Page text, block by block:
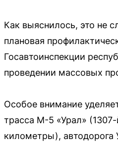
Как выяснилось, это не
плановая
Госавтоинспекции
проведении массовых
Особое внимание
трасса М-5 «Урал»
километры), автодорога